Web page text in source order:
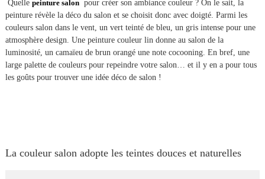
Quelle peinture salonpour créer son ambiance couleur ? On le sait, la
peinture révèle la déco du salon et se choisit donc avec doigté. Parmi les
couleurs salon dans le vent, un vert teinté de bleu, un gris intense pour une
atmosphère design. Une peinture couleur lin donne au salon de la
luminosité, un camaïeu de brun orangé une note cocooning. En bref, une
large palette de couleurs pour repeindre votre salon… et il y en a pour tous
les goûts pour trouver une idée déco de salon !
La couleur salon adopte les teintes douces et naturelles